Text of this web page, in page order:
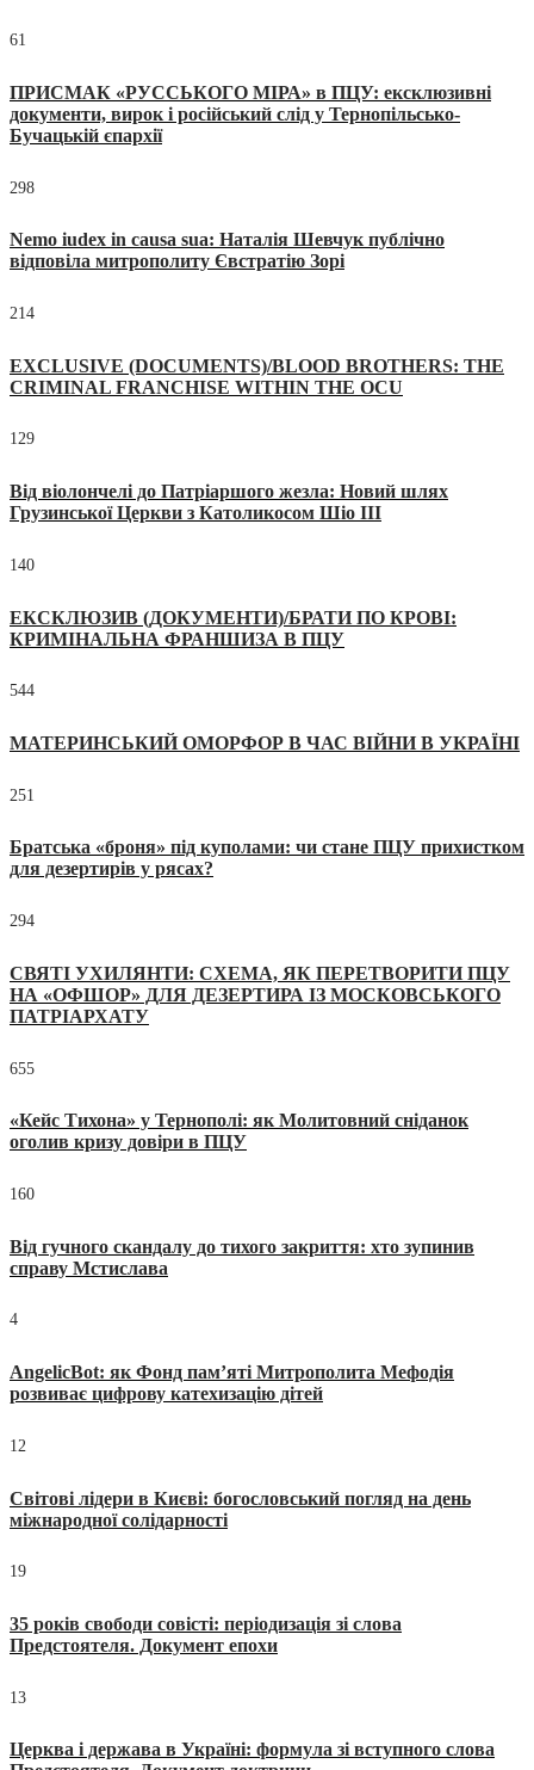
61
ПРИСМАК «РУССЬКОГО МІРА» в ПЦУ: ексклюзивні
документи, вирок і російський слід у Тернопільсько-
Бучацькій єпархії
298
Nemo iudex in causa sua: Наталія Шевчук публічно
відповіла митрополиту Євстратію Зорі
214
EXCLUSIVE (DOCUMENTS)/BLOOD BROTHERS: THE
CRIMINAL FRANCHISE WITHIN THE OCU
129
Від віолончелі до Патріаршого жезла: Новий шлях
Грузинської Церкви з Католикосом Шіо III
140
ЕКСКЛЮЗИВ (ДОКУМЕНТИ)/БРАТИ ПО КРОВІ:
КРИМІНАЛЬНА ФРАНШИЗА В ПЦУ
544
МАТЕРИНСЬКИЙ ОМОРФОР В ЧАС ВІЙНИ В УКРАЇНІ
251
Братська «броня» під куполами: чи стане ПЦУ прихистком
для дезертирів у рясах?
294
СВЯТІ УХИЛЯНТИ: СХЕМА, ЯК ПЕРЕТВОРИТИ ПЦУ
НА «ОФШОР» ДЛЯ ДЕЗЕРТИРА ІЗ МОСКОВСЬКОГО
ПАТРІАРХАТУ
655
«Кейс Тихона» у Тернополі: як Молитовний сніданок
оголив кризу довіри в ПЦУ
160
Від гучного скандалу до тихого закриття: хто зупинив
справу Мстислава
4
AngelicBot: як Фонд пам’яті Митрополита Мефодія
розвиває цифрову катехизацію дітей
12
Світові лідери в Києві: богословський погляд на день
міжнародної солідарності
19
35 років свободи совісті: періодизація зі слова
Предстоятеля. Документ епохи
13
Церква і держава в Україні: формула зі вступного слова